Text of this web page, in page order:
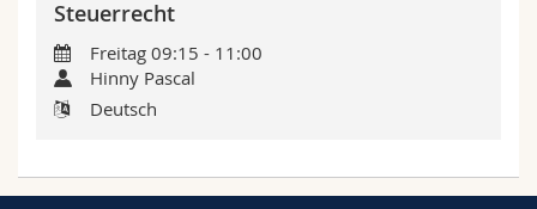
Steuerrecht
Freitag 09:15 - 11:00
Hinny Pascal
Deutsch